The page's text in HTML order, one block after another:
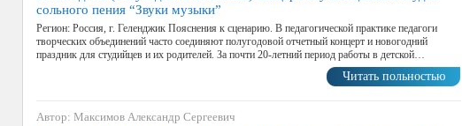
сольного пения “Звуки музыки”
Регион: Россия, г. Геленджик Пояснения к сценарию. В педагогической практике педагоги
творческих объединений часто соединяют полугодовой отчетный концерт и новогодний
праздник для студийцев и их родителей. За почти 20-летний период работы в детской…
Читать польностью
Автор: Максимов Александр Сергеевич